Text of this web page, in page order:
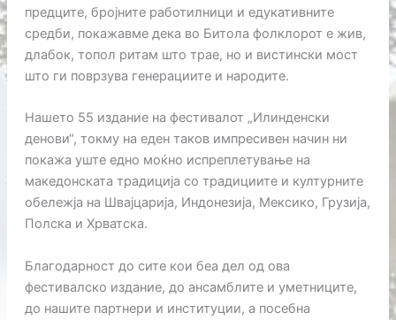
предците, бројните работилници и едукативните
средби, покажавме дека во Битола фолклорот е жив,
длабок, топол ритам што трае, но и вистински мост
што ги поврзува генерациите и народите.
Нашето 55 издание на фестивалот „Илинденски
денови“, токму на еден таков импресивен начин ни
покажа уште едно моќно испреплетување на
македонската традиција со традициите и културните
обележја на Швајцарија, Индонезија, Мексико, Грузија,
Полска и Хрватска.
Благодарност до сите кои беа дел од ова
фестивалско издание, до ансамблите и уметниците,
до нашите партнери и институции, а посебна